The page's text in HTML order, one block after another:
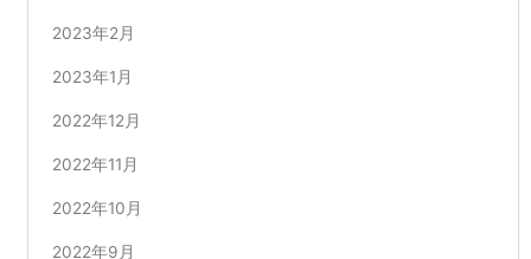
2023年2月
2023年1月
2022年12月
2022年11月
2022年10月
2022年9月